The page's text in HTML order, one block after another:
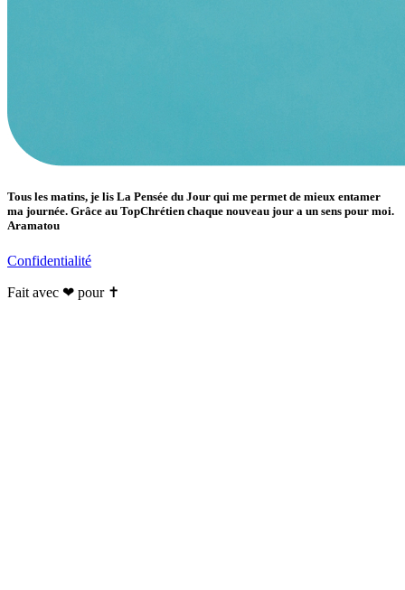
Tous les matins, je lis La Pensée du Jour qui me permet de mieux entamer
ma journée. Grâce au TopChrétien chaque nouveau jour a un sens pour moi.
Aramatou
Confidentialité
Fait avec ❤ pour ✝️️